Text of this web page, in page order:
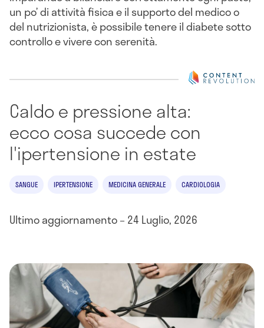
un po’ di attività fisica e il supporto del medico o
del nutrizionista, è possibile tenere il diabete sotto
controllo e vivere con serenità.
Caldo e pressione alta:
ecco cosa succede con
l'ipertensione in estate
SANGUE IPERTENSIONE MEDICINA GENERALE CARDIOLOGIA
Ultimo aggiornamento – 24 Luglio, 2026